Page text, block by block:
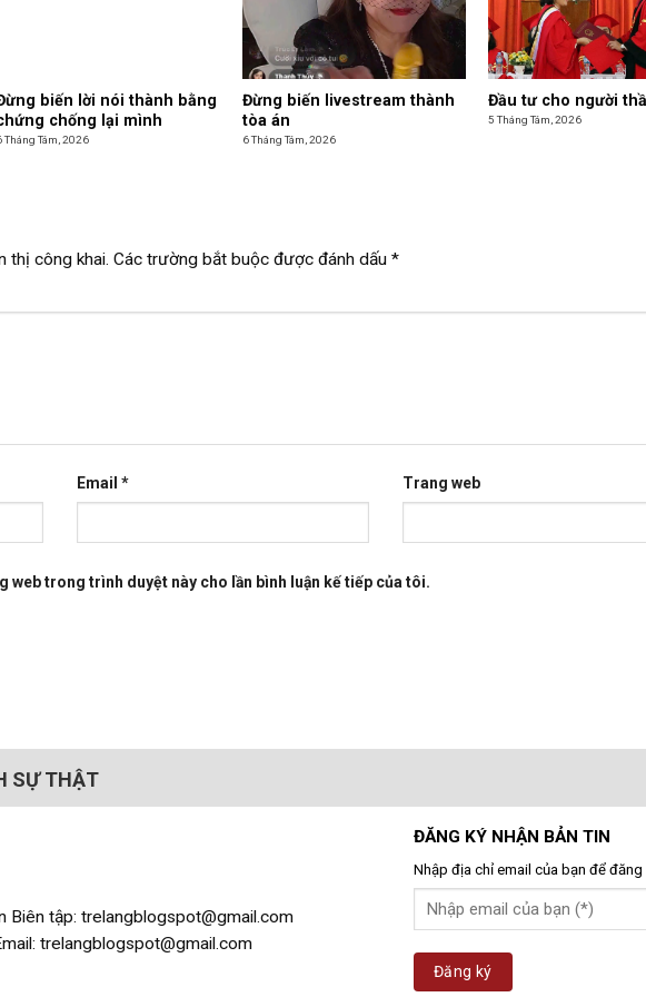
biến lời nói thành bằng
chống lại mình
Tháng Tám, 2026
Đừng biến livestream thành
tòa án
6 Tháng Tám, 2026
Đầu tư cho người
5 Tháng Tám, 2026
thị công khai. Các trường bắt buộc được đánh dấu *
Email * Trang web
web trong trình duyệt này cho lần bình luận kế tiếp của tôi.
SỰ THẬT
Biên tập: trelangblogspot@gmail.com
trelangblogspot@gmail.com
ĐĂNG KÝ NHẬN BẢN TIN
Nhập địa chỉ email của bạn để